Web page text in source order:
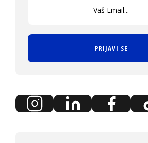
PRIJAVI SE